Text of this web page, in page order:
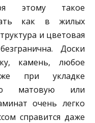
этому такое
как в жилых
и цветовая
Доски
камень, любое
при укладке
матовую или
очень легко
справится даже